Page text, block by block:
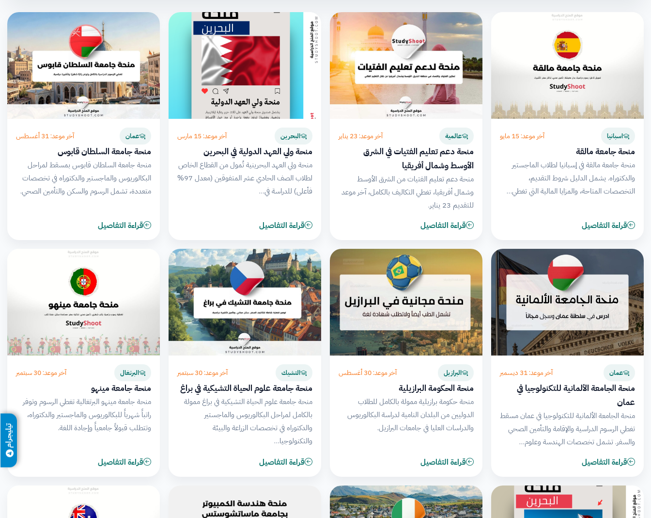
اسبانيا آخر موعد: 15 مايو
منحة جامعة مالقة
منحة جامعة مالقة في إسبانيا لطلاب الماجستير
والدكتوراه. يشمل الدليل شروط التقديم،
التخصصات المتاحة، والمزايا المالية التي تغطي…
قراءة التفاصيل
عالمية آخر موعد: 23 يناير
منحة دعم تعليم الفتيات في الشرق
الأوسط وشمال أفريقيا
منحة دعم تعليم الفتيات من الشرق الأوسط
وشمال أفريقيا، تغطي التكاليف بالكامل، آخر موعد
للتقديم 23 يناير.
قراءة التفاصيل
البحرين آخر موعد: 15 مارس
منحة ولي العهد الدولية في البحرين
منحة ولي العهد البحرينية تُمول من القطاع الخاص
لطلاب الصف الحادي عشر المتفوقين (معدل 97%
فأعلى) للدراسة في…
قراءة التفاصيل
عمان آخر موعد: 31 أغسطس
منحة جامعة السلطان قابوس
منحة جامعة السلطان قابوس بمسقط لمراحل
البكالوريوس والماجستير والدكتوراه في تخصصات
متعددة، تشمل الرسوم والسكن والتأمين الصحي.
قراءة التفاصيل
عمان آخر موعد: 31 ديسمبر
منحة الجامعة الألمانية للتكنولوجيا في
عمان
منحة الجامعة الألمانية للتكنولوجيا في عمان مسقط
تغطي الرسوم الدراسية والإقامة والتأمين الصحي
والسفر. تشمل تخصصات الهندسة وعلوم…
قراءة التفاصيل
البرازيل آخر موعد: 30 أغسطس
منحة الحكومة البرازيلية
منحة حكومة برازيلية ممولة بالكامل للطلاب
الدوليين من البلدان النامية لدراسة البكالوريوس
والدراسات العليا في جامعات البرازيل.
قراءة التفاصيل
التشيك آخر موعد: 30 سبتمبر
منحة جامعة علوم الحياة التشيكية في براغ
منحة جامعة علوم الحياة التشيكية في براغ ممولة
بالكامل لمراحل البكالوريوس والماجستير
والدكتوراه في تخصصات الزراعة والبيئة
والتكنولوجيا…
قراءة التفاصيل
البرتغال آخر موعد: 30 سبتمبر
منحة جامعة مينهو
منحة جامعة مينهو البرتغالية تغطي الرسوم وتوفر
راتباً شهرياً للبكالوريوس والماجستير والدكتوراه،
وتتطلب قبولاً جامعياً وإجادة اللغة.
قراءة التفاصيل
تيليجرام